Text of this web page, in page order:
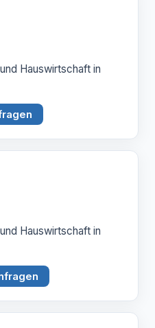
Hauswirtschaft in
Hauswirtschaft in